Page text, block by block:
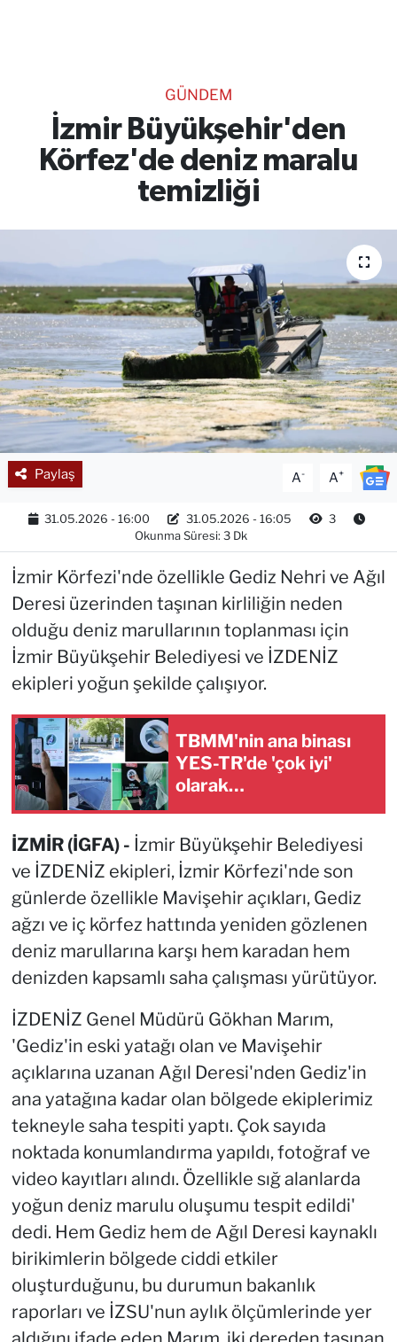
GÜNDEM
İzmir Büyükşehir'den
Körfez'de deniz maralu
temizliği
Paylaş A- A+
31.05.2026 - 16:00 31.05.2026 - 16:05
3
Okunma Süresi: 3 Dk
İzmir Körfezi'nde özellikle Gediz Nehri ve Ağıl
Deresi üzerinden taşınan kirliliğin neden
olduğu deniz marullarının toplanması için
İzmir Büyükşehir Belediyesi ve İZDENİZ
ekipleri yoğun şekilde çalışıyor.
TBMM'nin ana binası
YES-TR'de 'çok iyi'
olarak
İZMİR (İGFA) - İzmir Büyükşehir Belediyesi
ve İZDENİZ ekipleri, İzmir Körfezi'nde son
günlerde özellikle Mavişehir açıkları, Gediz
ağzı ve iç körfez hattında yeniden gözlenen
deniz marullarına karşı hem karadan hem
denizden kapsamlı saha çalışması yürütüyor.
İZDENİZ Genel Müdürü Gökhan Marım,
'Gediz'in eski yatağı olan ve Mavişehir
açıklarına uzanan Ağıl Deresi'nden Gediz'in
ana yatağına kadar olan bölgede ekiplerimiz
tekneyle saha tespiti yaptı. Çok sayıda
noktada konumlandırma yapıldı, fotoğraf ve
video kayıtları alındı. Özellikle sığ alanlarda
yoğun deniz marulu oluşumu tespit edildi'
dedi. Hem Gediz hem de Ağıl Deresi kaynaklı
birikimlerin bölgede ciddi etkiler
oluşturduğunu, bu durumun bakanlık
raporları ve İZSU'nun aylık ölçümlerinde yer
RESMİ İLANLAR
Gencsesfm Canlı Dinle